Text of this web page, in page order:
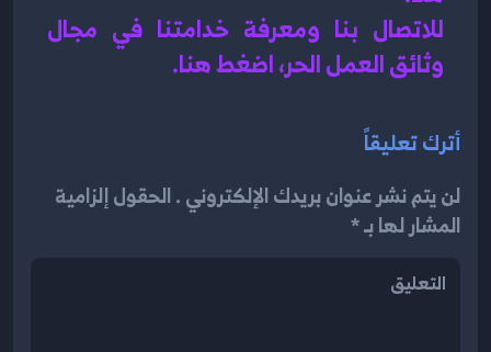
وثائق العمل الحر، اضغط هنا.
أترك تعليقاً
لن يتم نشر عنوان بريدك الإلكتروني . الحقول إلزامية
المشار لها بـ *